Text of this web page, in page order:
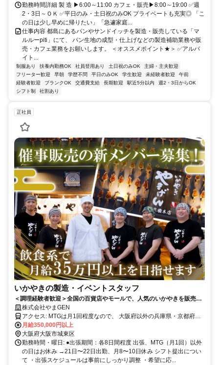
勤務時間詳細 製 造 ▶6:00～11:00 カフェ・販売▶8:00～19:00 ✅週
2・3日～ＯＫ ✅平日のみ・土日祝のみOK プライベートも充実◎ 「こ
の日は少し早めに帰りたい」「急遽家庭...
仕事内容 都島にあるパンやサンドイッチを製造・販売している「マ
ルルーpiti」にて、 パン生地の成型・仕上げなどの製造補助業務や販
売・カフェ業務をお願いします。 ＜オススメポイント★＞ ✅アルバ
イト...
制服あり 扶養内勤務OK 社員登用あり 土日祝のみOK
主婦・主夫歓迎
フリーター歓迎
早朝 学歴不問 平日のみOK 学生歓迎 未経験者歓迎
午前
経験者歓迎
ブランクOK 交通費支給 長期歓迎 駅近5分以内
週2・3日からOK
シフト制
社割あり
正社員
いかやきの製造・イベントスタッフ
＜調理経験者歓迎＞全国の百貨店やモールで、人気のいかやきを販売す
るレアなお仕事！ブランドを一緒に成長させる仲間を募集！
株式会社やまGEN
アクセス: MTGは月1回程度なので、 大阪府以外の兵庫県・京都府の
方でも勤務可能◎
月給350,000円以上
大阪府大阪市城東区
勤務時間・曜日: ●出張期間：各8日間程度 出張、MTG（月1回）以外
の日はお休み →21日〜22日出勤、月8〜10日休み シフト提出につい
て ・出張スケジュールは事前にしっかり調整 ・希望に応...